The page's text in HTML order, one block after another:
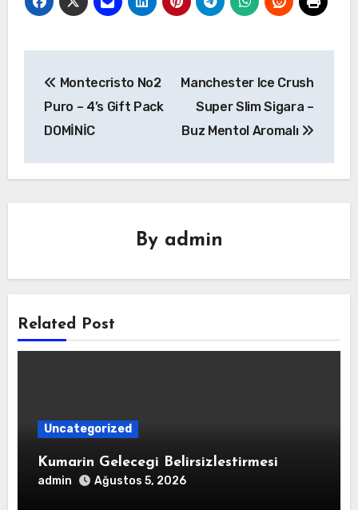
gezinmesi
Montecristo No2
Puro – 4’s Gift Pack
DOMİNİC
Manchester Ice Crush
Super Slim Sigara –
Buz Mentol Aromalı
By admin
Related Post
Uncategorized
Kumarin Gelecegi Belirsizlestirmesi
admin Ağustos 5, 2026